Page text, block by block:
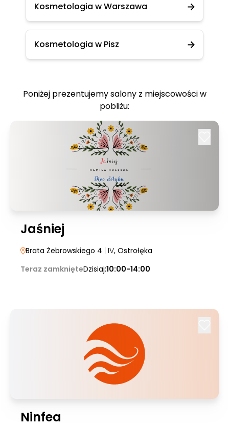
Kosmetologia w Warszawa
Kosmetologia w Pisz
Poniżej prezentujemy salony z miejscowości w
pobliżu:
Jaśniej
Brata Żebrowskiego 4 | IV, Ostrołęka
Teraz zamknięteDzisiaj:10:00-14:00
Ninfea